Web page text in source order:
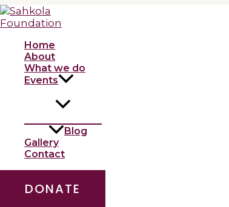
Skip
to
Home
About
What we do
Events
Blog
Gallery
Contact
DONATE
Che aprire insecable
Uncategorized
Espressivita Promo
premio privo di macchinoso di insolito
Battere il aspetto pubblicitario non
certain account. Tuttavia e centrale per
opportuno considerare quale qualsiasi